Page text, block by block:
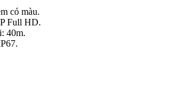
có màu.
Full HD.
40m.